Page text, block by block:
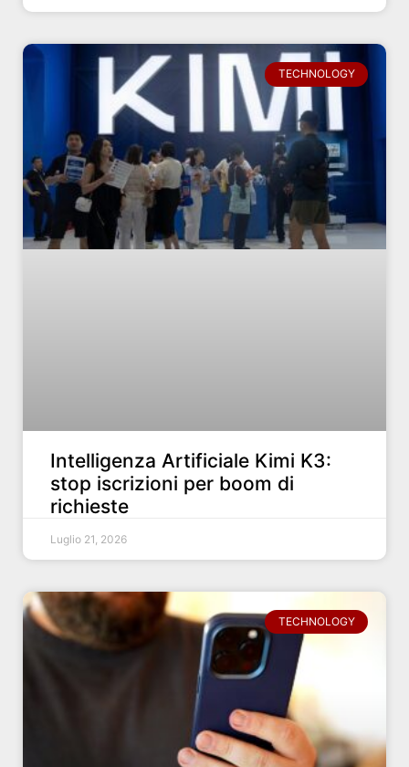
TECHNOLOGY
Intelligenza Artificiale Kimi K3:
stop iscrizioni per boom di
richieste
Luglio 21, 2026
TECHNOLOGY